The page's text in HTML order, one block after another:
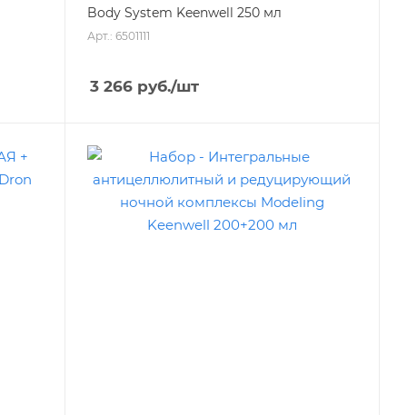
Body System Keenwell 250 мл
Арт.: 6501111
3 266руб./шт